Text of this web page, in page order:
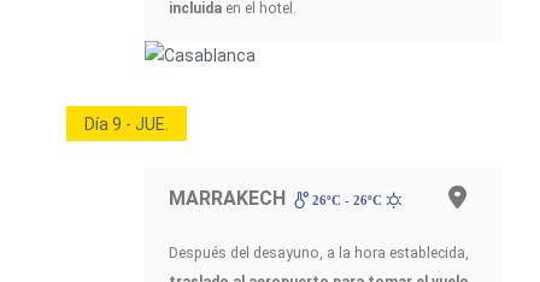
incluida en el hotel.
Día 9 - JUE.
MARRAKECH 26ºC - 26ºC
Después del desayuno, a la hora establecida,